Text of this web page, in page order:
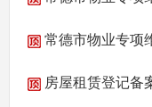
常德市物业专项维
房屋租赁登记备案